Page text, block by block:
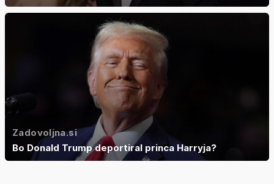
Zadovoljna.si
Bo Donald Trump deportiral princa Harryja?